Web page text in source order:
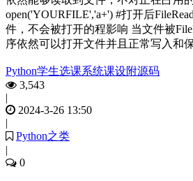
open('YOURFILE','a+') #打开后
件，不会被打开的程影响 当文件被
序依然可以打开文件并且正常写入和
Python学生选课系统课设附源码
3,543
|
2024-3-26 13:50
|
Python之类
|
0